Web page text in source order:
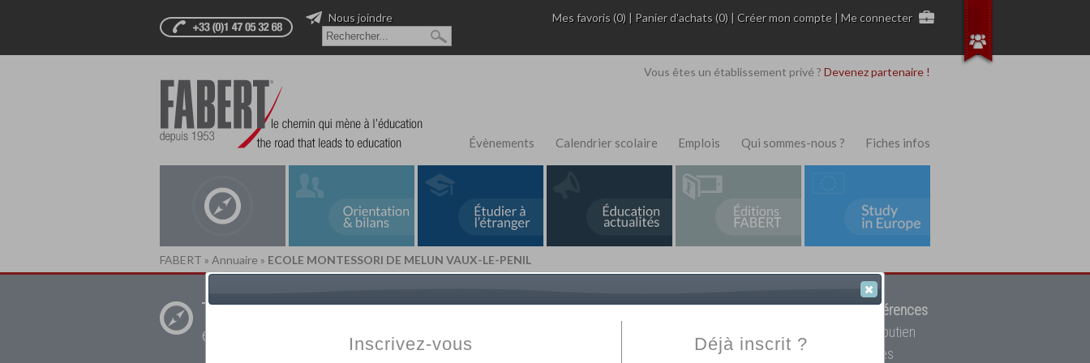
Mes favoris (0) | Panier d'achats (0) |Créer mon compte |Me connecter
Nous joindre
Vous êtes un établissement privé ? Devenez partenaire !
Évènements Calendrier scolaire Emplois Qui sommes-nous ? Fiches infos
FABERT » Annuaire » ECOLE MONTESSORI DE MELUN VAUX-LE-PENIL
Trouver un
établissement privé
L'Annuaire de rechercheFabert.comvous permet de trouver parmi12908 références
votre établissement privé, du primaire au supérieur, mais aussi des cours de soutien
scolaire et des cours à distance. Ce moteur regroupe toutes les écoles privées
Inscrivez-vous Déjà inscrit ?